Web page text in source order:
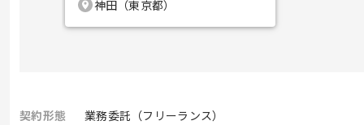
神田（東京都）
契約形態
業務委託（フリーランス）